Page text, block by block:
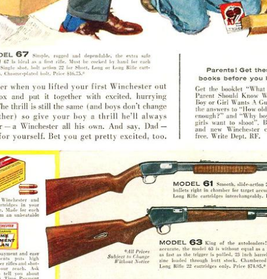
REPUBLIKE HRVATSKE
02/08/2026
AUDIOKNJIGA
29/07/2026
HRVATI U VOJVODINI